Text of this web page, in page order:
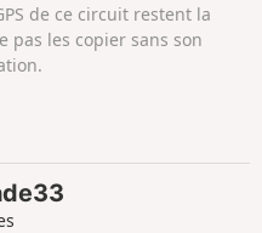
la forêt
ses
de ce circuit restent la
pas les copier sans son